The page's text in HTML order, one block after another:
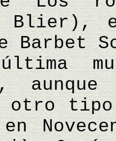
Blier),
Barbet
aunque
otro tipo